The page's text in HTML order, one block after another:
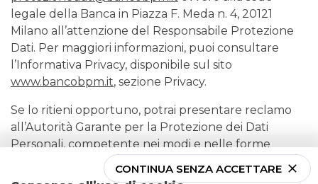
legale della Banca in Piazza F. Meda n. 4, 20121
Milano all’attenzione del Responsabile Protezione
Dati. Per maggiori informazioni, puoi consultare
l’Informativa Privacy, disponibile sul sito
www.bancobpm.it, sezione Privacy.
Se lo ritieni opportuno, potrai presentare reclamo
all’Autorità Garante per la Protezione dei Dati
Personali, competente nei modi e nelle forme
previste per legge; per ottenere maggiori
informazioni puoi consultare il sito del Garante
CONTINUA SENZA ACCETTARE